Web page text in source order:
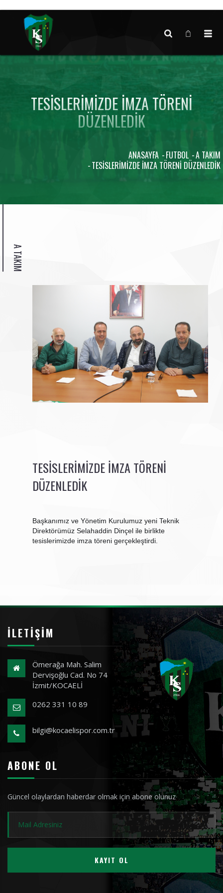
TESISLERIMIZDE İMZA TÖRENI
DÜZENLEDIK
ANASAYFA FUTBOL A TAKIM
TESISLERIMIZDE İMZA TÖRENI DÜZENLEDIK
A TAKIM
TESISLERIMIZDE İMZA TÖRENI
DÜZENLEDIK
Başkanımız ve Yönetim Kurulumuz yeni Teknik
Direktörümüz Selahaddin Dinçel ile birlikte
tesislerimizde imza töreni gerçekleştirdi.
İLETIŞIM
Ömerağa Mah. Salim
Dervişoğlu Cad. No 74
İzmit/KOCAELİ
0262 331 10 89
bilgi@kocaelispor.com.tr
ABONE OL
Güncel olaylardan haberdar olmak için abone olunuz
KAYIT OL